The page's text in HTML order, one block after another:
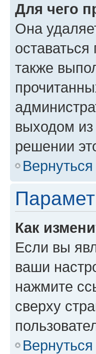
Для чего
Она
также
выходом
решении
Как
Если вы
ваши
нажмите
сверху